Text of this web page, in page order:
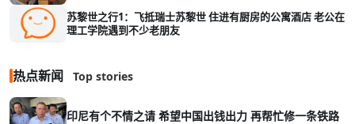
苏黎世之行1：飞抵瑞士苏黎世 住进有厨房的公寓酒店 老公在
理工学院遇到不少老朋友
热点新闻 Top stories
印尼有个不情之请 希望中国出钱出力 再帮忙修一条铁路